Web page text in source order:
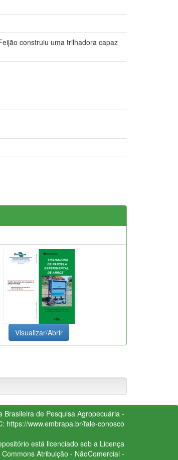
construiu uma trilhadora capaz
Visualizar/Abrir
Brasileira de Pesquisa Agropecuária -
https://www.embrapa.br/fale-conosco
está licenciado sob a Licença
Atribuição - NãoComercial -